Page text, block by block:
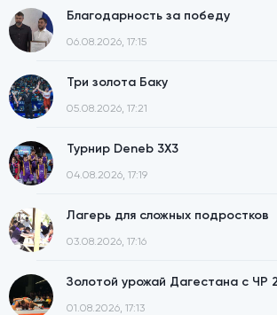
Благодарность за победу
06.08.2026, 17:15
Три золота Баку
05.08.2026, 17:21
Турнир Deneb 3X3
04.08.2026, 17:19
Лагерь для сложных подростков
03.08.2026, 17:16
Золотой урожай Дагестана с ЧР
01.08.2026, 17:13